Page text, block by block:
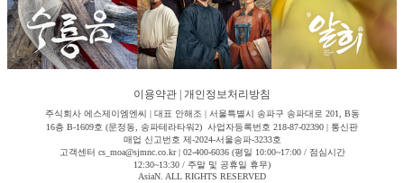
이용약관 개인정보처리방침
주식회사 에스제이엠엔씨 | 대표 안해조 | 서울특별시 송파구 송파대로 201, B동
16층 B-1609호 (문정동, 송파테라타워2) 사업자등록번호 218-87-02390 | 통신판
매업 신고번호 제-2024-서울송파-3233호
고객센터 cs_moa@sjmnc.co.kr | 02-400-6036 (평일 10:00~17:00 / 점심시간
12:30~13:30 / 주말 및 공휴일 휴무)
AsiaN. ALL RIGHTS RESERVED